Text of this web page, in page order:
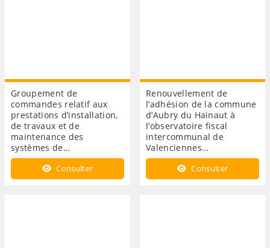
Groupement de
commandes relatif aux
prestations d’installation,
de travaux et de
maintenance des
systèmes de…
Consulter
Renouvellement de
l’adhésion de la commune
d’Aubry du Hainaut à
l’observatoire fiscal
intercommunal de
Valenciennes…
Consulter